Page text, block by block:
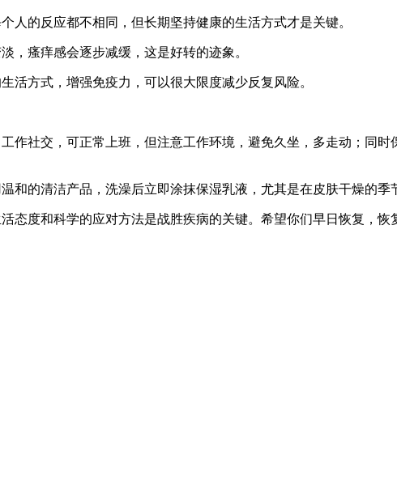
人的反应都不相同，但长期坚持健康的生活方式才是关键。
，瘙痒感会逐步减缓，这是好转的迹象。
活方式，增强免疫力，可以很大限度减少反复风险。
作社交，可正常上班，但注意工作环境，避免久坐，多走动；同
和的清洁产品，洗澡后立即涂抹保湿乳液，尤其是在皮肤干燥的季
态度和科学的应对方法是战胜疾病的关键。希望你们早日恢复，恢